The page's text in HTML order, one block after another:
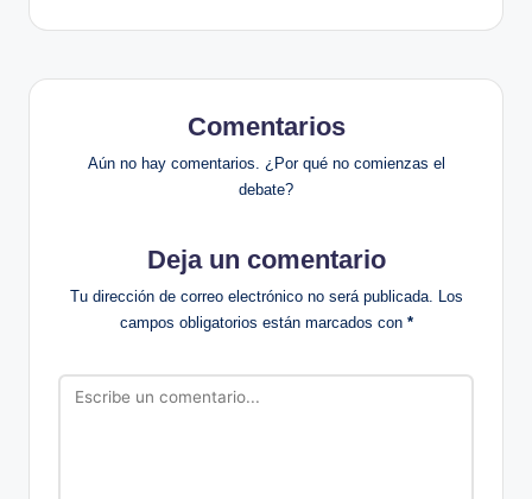
Comentarios
Aún no hay comentarios. ¿Por qué no comienzas el
debate?
Deja un comentario
Tu dirección de correo electrónico no será publicada. Los
campos obligatorios están marcados con *